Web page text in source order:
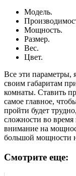
Модель.
Мощность.
Размер.
Вес.
Цвет.
Все эти параметры,
своим габаритам
комнаты. Ставить
самое главное,
пройти будет
сложности во
внимание на
большой мощности
Смотрите еще: